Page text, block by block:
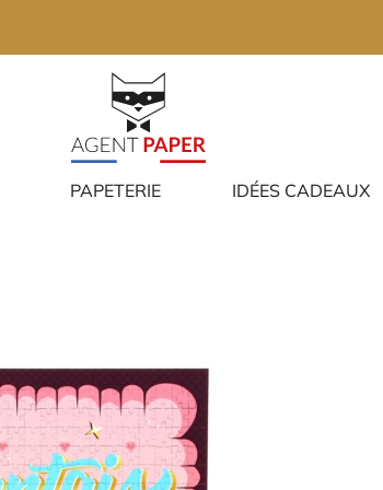
PAPETERIE IDÉES CADEAUX